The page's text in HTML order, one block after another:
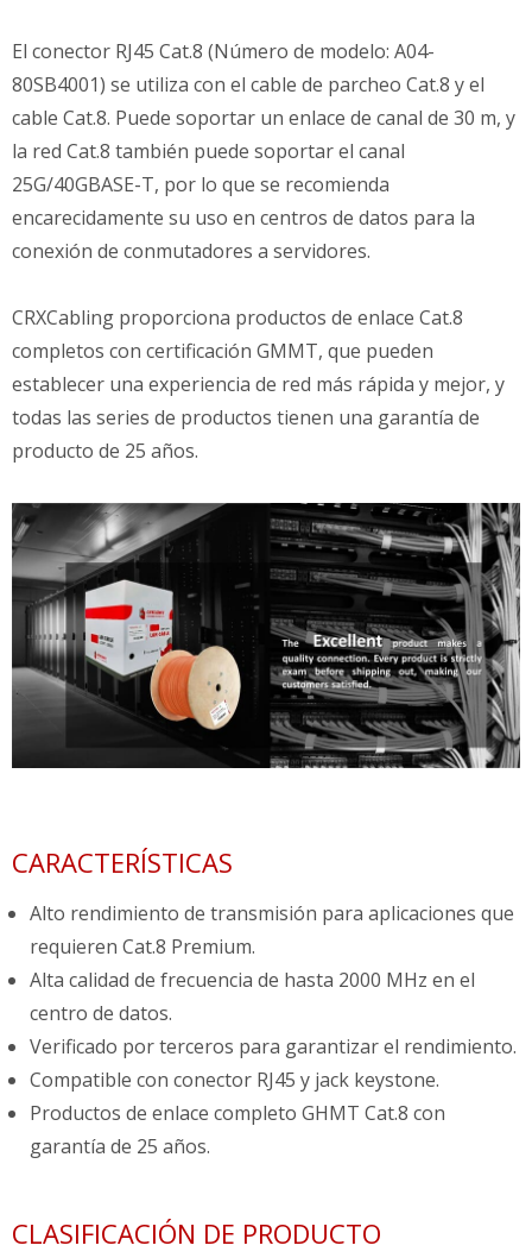
El conector RJ45 Cat.8 (Número de modelo: A04-
80SB4001) se utiliza con el cable de parcheo Cat.8 y el
cable Cat.8. Puede soportar un enlace de canal de 30 m, y
la red Cat.8 también puede soportar el canal
25G/40GBASE-T, por lo que se recomienda
encarecidamente su uso en centros de datos para la
conexión de conmutadores a servidores.
CRXCabling proporciona productos de enlace Cat.8
completos con certificación GMMT, que pueden
establecer una experiencia de red más rápida y mejor, y
todas las series de productos tienen una garantía de
producto de 25 años.
CARACTERÍSTICAS
Alto rendimiento de transmisión para aplicaciones que
requieren Cat.8 Premium.
Alta calidad de frecuencia de hasta 2000 MHz en el
centro de datos.
Verificado por terceros para garantizar el rendimiento.
Compatible con conector RJ45 y jack keystone.
Productos de enlace completo GHMT Cat.8 con
garantía de 25 años.
CLASIFICACIÓN DE PRODUCTO